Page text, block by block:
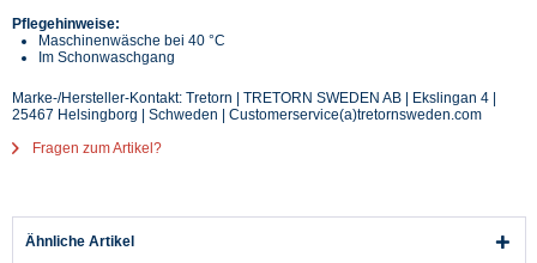
Pflegehinweise:
Maschinenwäsche bei 40 °C
Im Schonwaschgang
Marke-/Hersteller-Kontakt: Tretorn | TRETORN SWEDEN AB | Ekslingan 4 |
25467 Helsingborg | Schweden | Customerservice(a)tretornsweden.com
Fragen zum Artikel?
Ähnliche Artikel